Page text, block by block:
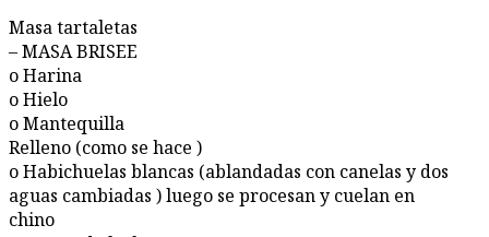
Masa tartaletas
– MASA BRISEE
o Harina
o Hielo
o Mantequilla
Relleno (como se hace )
o Habichuelas blancas (ablandadas con canelas y dos
aguas cambiadas ) luego se procesan y cuelan en
chino